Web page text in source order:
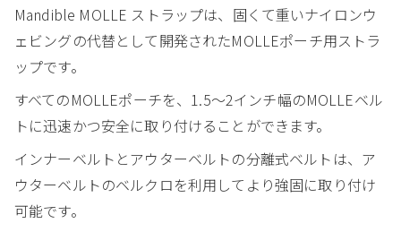
Mandible MOLLE ストラップは、固くて重いナイロンウ
ェビングの代替として開発されたMOLLEポーチ用ストラ
ップです。
すべてのMOLLEポーチを、1.5～2インチ幅のMOLLEベル
トに迅速かつ安全に取り付けることができます。
インナーベルトとアウターベルトの分離式ベルトは、ア
ウターベルトのベルクロを利用してより強固に取り付け
可能です。